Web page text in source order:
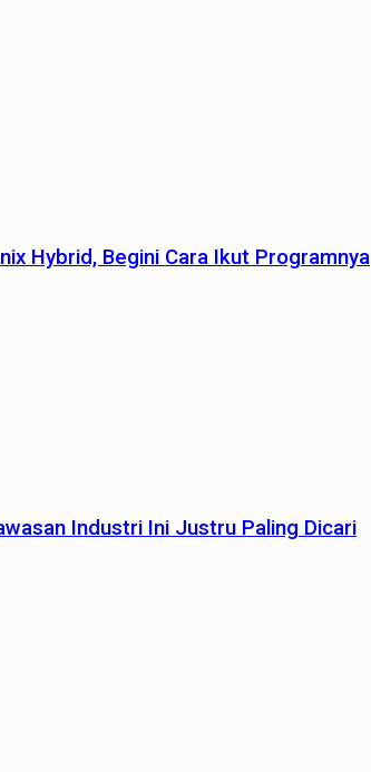
Hybrid, Begini Cara Ikut Programnya
Industri Ini Justru Paling Dicari